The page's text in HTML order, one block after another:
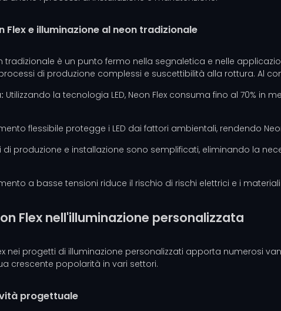
Flex e illuminazione al neon tradizionale
tradizionale è un punto fermo nella segnaletica e nelle
di produzione complessi e suscettibilità alla rottura. Al
Utilizzando la tecnologia LED, Neon Flex consuma fino al 70%
flessibile protegge i LED dai fattori ambientali, rendendo
di produzione e installazione sono semplificati, eliminando la
a basse tensioni riduce il rischio di rischi elettrici e i
Flex nell'illuminazione personalizzata
nei progetti di illuminazione personalizzati apporta numerosi
crescente popolarità in vari settori.
progettuale